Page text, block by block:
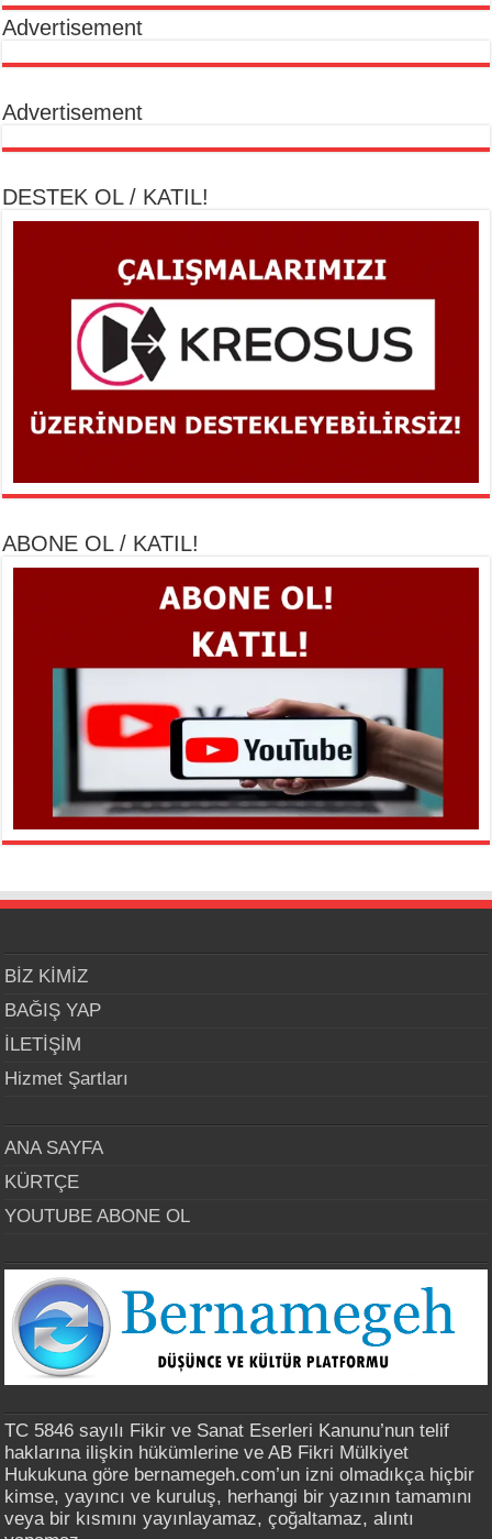
Advertisement
Advertisement
DESTEK OL / KATIL!
ABONE OL / KATIL!
BİZ KİMİZ
BAĞIŞ YAP
İLETİŞİM
Hizmet Şartları
ANA SAYFA
KÜRTÇE
YOUTUBE ABONE OL
TC 5846 sayılı Fikir ve Sanat Eserleri Kanunu’nun telif
haklarına ilişkin hükümlerine ve AB Fikri Mülkiyet
Hukukuna göre bernamegeh.com’un izni olmadıkça hiçbir
kimse, yayıncı ve kuruluş, herhangi bir yazının tamamını
veya bir kısmını yayınlayamaz, çoğaltamaz, alıntı